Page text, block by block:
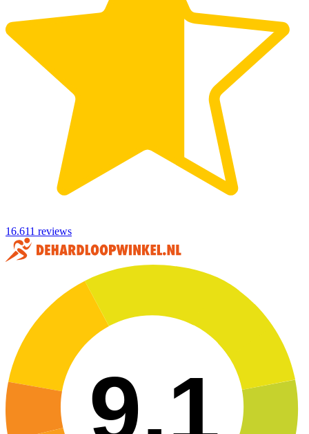
16.611 reviews
9,1